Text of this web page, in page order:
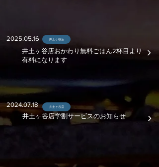
​2025.05.16 井土ヶ谷店
​井土ヶ谷店おかわり無料ごはん2杯目より
有料になります
​›
​2024.07.18 井土ヶ谷店
​井土ヶ谷店学割サービスのお知らせ ​›